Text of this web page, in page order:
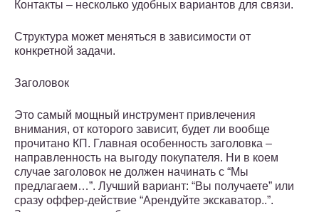
Контакты – несколько удобных вариантов для связи.
Структура может меняться в зависимости от
конкретной задачи.
Заголовок
Это самый мощный инструмент привлечения
внимания, от которого зависит, будет ли вообще
прочитано КП. Главная особенность заголовка –
направленность на выгоду покупателя. Ни в коем
случае заголовок не должен начинать с “Мы
предлагаем…”. Лучший вариант: “Вы получаете” или
сразу оффер-действие “Арендуйте экскаватор..”.